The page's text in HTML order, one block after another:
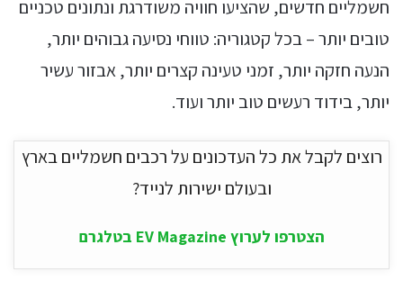
חשמליים חדשים, שהציעו חוויה משודרגת ונתונים טכניים
טובים יותר – בכל קטגוריה: טווחי נסיעה גבוהים יותר,
הנעה חזקה יותר, זמני טעינה קצרים יותר, אבזור עשיר
יותר, בידוד רעשים טוב יותר ועוד.
רוצים לקבל את כל העדכונים על רכבים חשמליים בארץ
ובעולם ישירות לנייד?
הצטרפו לערוץ EV Magazine בטלגרם